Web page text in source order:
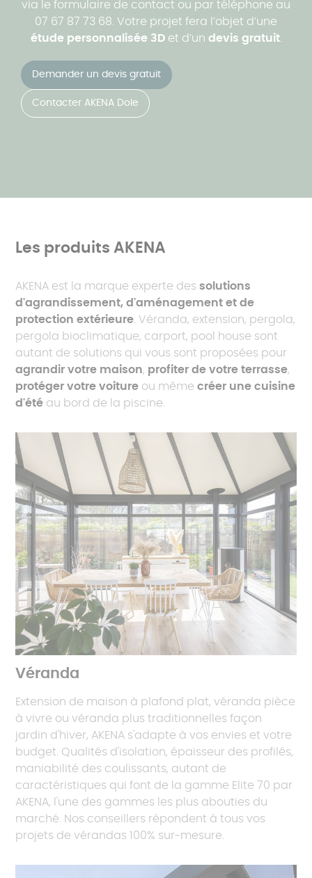
via le formulaire de contact ou par téléphone au
07 67 87 73 68. Votre projet fera l’objet d’une
étude personnalisée 3D et d’un devis gratuit.
Demander un devis gratuit
Contacter AKENA Dole
Les produits AKENA
AKENA est la marque experte dessolutions
d'agrandissement, d'aménagement et de
protection extérieure . Véranda, extension, pergola,
pergola bioclimatique, carport, pool house sont
autant de solutions qui vous sont proposées pour
agrandir votre maison, profiter de votre terrasse,
protéger votre voiture ou mêmecréer une cuisine
d'été au bord de la piscine.
Véranda
Extension de maison à plafond plat, véranda pièce
à vivre ou véranda plus traditionnelles façon
jardin d'hiver, AKENA s'adapte à vos envies et votre
budget. Qualités d'isolation, épaisseur des profilés,
maniabilité des coulissants, autant de
caractéristiques qui font de la gamme Elite 70 par
AKENA, l'une des gammes les plus abouties du
marché. Nos conseillers répondent à tous vos
projets de vérandas 100% sur-mesure.